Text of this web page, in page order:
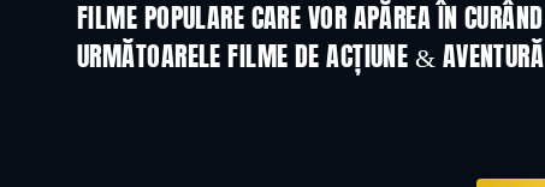
FILME POPULARE CARE VOR APĂREA ÎN CURÂND
URMĂTOARELE FILME DE ACȚIUNE & AVENTURĂ